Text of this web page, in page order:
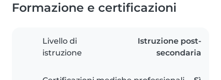
Formazione e certificazioni
Livello di
istruzione
Istruzione post-
secondaria